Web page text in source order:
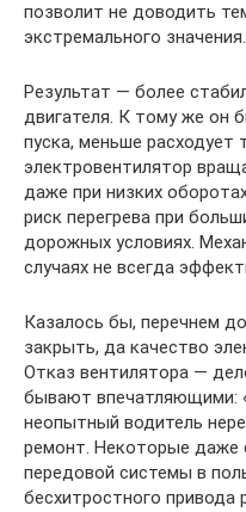
позволит не доводить
экстремального значения.
Результат — более
двигателя. К тому же он
пуска, меньше расходует
электровентилятор
даже при низких
риск перегрева при
дорожных условиях.
случаях не всегда
Казалось бы, перечнем
закрыть, да качество
Отказ вентилятора —
бывают впечатляющими:
неопытный водитель
ремонт. Некоторые даже
передовой системы в
бесхитростного привода